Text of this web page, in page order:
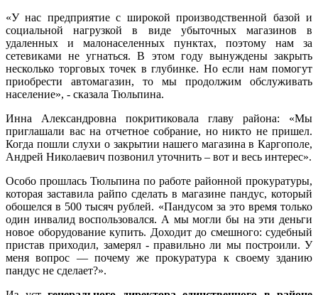
«У нас предприятие с широкой производственной базой и
социальной нагрузкой в виде убыточных магазинов в
удаленных и малонаселенных пунктах, поэтому нам за
сетевиками не угнаться. В этом году вынуждены закрыть
несколько торговых точек в глубинке. Но если нам помогут
приобрести автомагазин, то мы продолжим обслуживать
население», - сказала Тюльпина.
Инна Александровна покритиковала главу района: «Мы
приглашали вас на отчетное собрание, но никто не пришел.
Когда пошли слухи о закрытии нашего магазина в Каргополе,
Андрей Николаевич позвонил уточнить – вот и весь интерес».
Особо прошлась Тюльпина по работе районной прокуратуры,
которая заставила райпо сделать в магазине пандус, который
обошелся в 500 тысяч рублей. «Пандусом за это время только
один инвалид воспользовался. А мы могли бы на эти деньги
новое оборудование купить. Доходит до смешного: судебный
пристав приходил, замерял - правильно ли мы построили. У
меня вопрос — почему же прокуратура к своему зданию
пандус не сделает?».